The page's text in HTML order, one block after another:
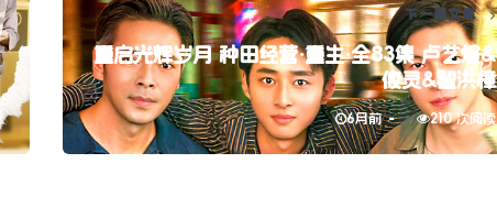
下一篇文章
重启光辉岁月 种田经营·重生·全83集 卢艺煊&
攸灵&翟洪樟
6月前 210 次阅读